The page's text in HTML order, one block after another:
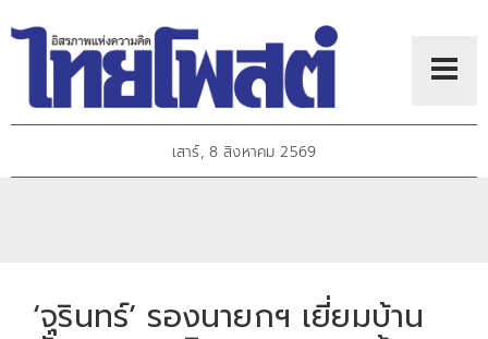
เสาร์, 8 สิงหาคม 2569
‘จุรินทร์’ รองนายกฯ เยี่ยมบ้าน